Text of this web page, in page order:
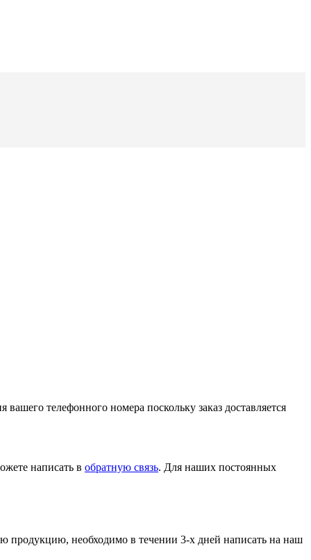
телефонного номера поскольку заказ доставляется
написать в обратную связь. Для наших постоянных
продукцию, необходимо в течении 3-х дней написать на наш